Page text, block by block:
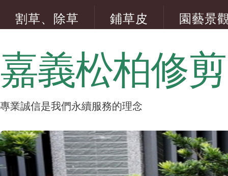
割草、除草 鋪草皮
園藝景
嘉義松柏修剪
專業誠信是我們永續服務的理念